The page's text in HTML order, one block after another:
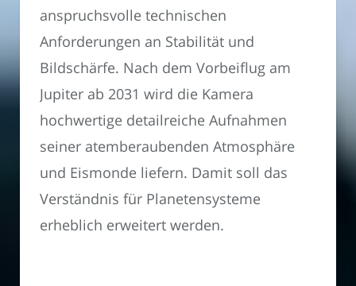
anspruchsvolle technischen
Anforderungen an Stabilität und
Bildschärfe. Nach dem Vorbeiflug am
Jupiter ab 2031 wird die Kamera
hochwertige detailreiche Aufnahmen
seiner atemberaubenden Atmosphäre
und Eismonde liefern. Damit soll das
Verständnis für Planetensysteme
erheblich erweitert werden.